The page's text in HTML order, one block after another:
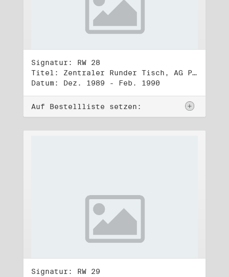
Signatur: RW 28
Titel: Zentraler Runder Tisch, AG Parteien- und Vereinigungsgesetz
Datum: Dez. 1989 - Feb. 1990
Auf Bestellliste setzen:
Signatur: RW 29